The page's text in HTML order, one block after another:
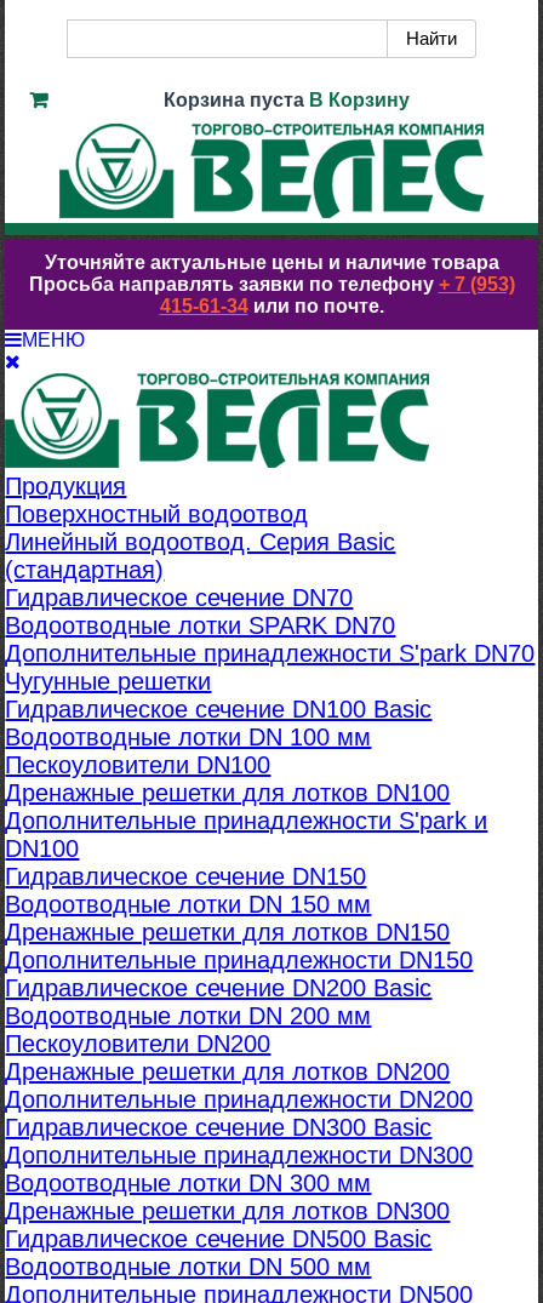
Корзина пуста В Корзину
Уточняйте актуальные цены и наличие товара
Просьба направлять заявки по телефону + 7 (953)
415-61-34или по почте.
МЕНЮ
Продукция
Поверхностный водоотвод
Линейный водоотвод. Серия Basic
(стандартная)
Гидравлическое сечение DN70
Водоотводные лотки SPARK DN70
Дополнительные принадлежности S'park DN70
Чугунные решетки
Гидравлическое сечение DN100 Basic
Водоотводные лотки DN 100 мм
Пескоуловители DN100
Дренажные решетки для лотков DN100
Дополнительные принадлежности S'park и
DN100
Гидравлическое сечение DN150
Водоотводные лотки DN 150 мм
Дренажные решетки для лотков DN150
Дополнительные принадлежности DN150
Гидравлическое сечение DN200 Basic
Водоотводные лотки DN 200 мм
Пескоуловители DN200
Дренажные решетки для лотков DN200
Дополнительные принадлежности DN200
Гидравлическое сечение DN300 Basic
Дополнительные принадлежности DN300
Водоотводные лотки DN 300 мм
Дренажные решетки для лотков DN300
Гидравлическое сечение DN500 Basic
Водоотводные лотки DN 500 мм
Дополнительные принадлежности DN500